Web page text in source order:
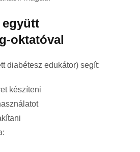
együtt
oktatóval
diabétesz edukátor) segít:
készíteni